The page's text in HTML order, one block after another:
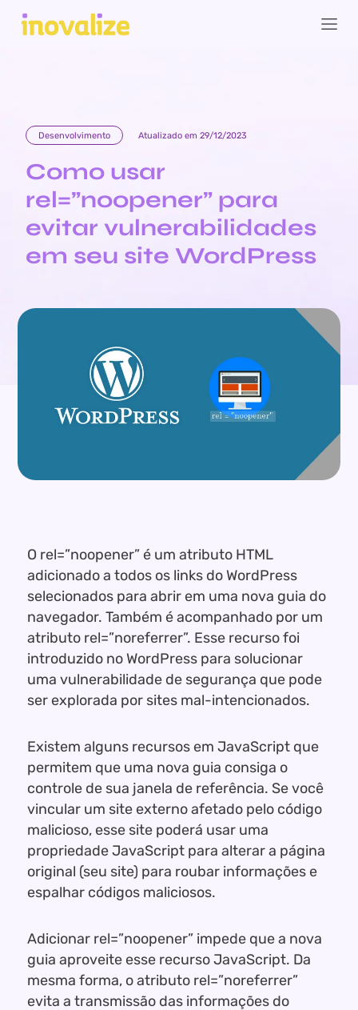
Desenvolvimento Atualizado em 29/12/2023
Como usar
rel=”noopener” para
evitar vulnerabilidades
em seu site WordPress
O rel=”noopener” é um atributo HTML
adicionado a todos os links do WordPress
selecionados para abrir em uma nova guia do
navegador. Também é acompanhado por um
atributo rel=”noreferrer”. Esse recurso foi
introduzido no WordPress para solucionar
uma vulnerabilidade de segurança que pode
ser explorada por sites mal-intencionados.
Existem alguns recursos em JavaScript que
permitem que uma nova guia consiga o
controle de sua janela de referência. Se você
vincular um site externo afetado pelo código
malicioso, esse site poderá usar uma
propriedade JavaScript para alterar a página
original (seu site) para roubar informações e
espalhar códigos maliciosos.
Adicionar rel=”noopener” impede que a nova
guia aproveite esse recurso JavaScript. Da
mesma forma, o atributo rel=”noreferrer”
evita a transmissão das informações do